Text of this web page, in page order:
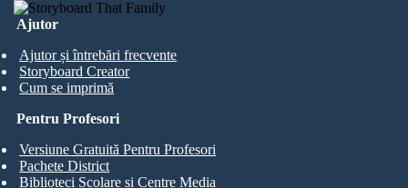
Ajutor
Ajutor și întrebări frecvente
Storyboard Creator
Cum se imprimă
Pentru Profesori
Versiune Gratuită Pentru Profesori
Pachete District
Biblioteci Școlare și Centre Media